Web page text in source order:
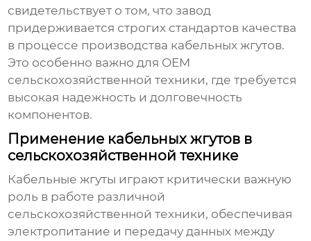
свидетельствует о том, чтозавод
придерживается строгих стандартов качества
в процессе производства кабельных жгутов.
Это особенно важно для OEM
сельскохозяйственной техники, где требуется
высокая надежность и долговечность
компонентов.
Применение кабельных жгутов в
сельскохозяйственной технике
Кабельные жгуты играют критически важную
роль в работе различной
сельскохозяйственной техники, обеспечивая
электропитание и передачу данных между